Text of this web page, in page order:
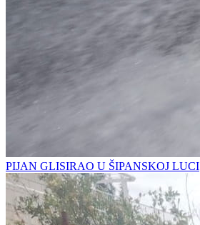
PIJAN GLISIRAO U ŠIPANSKOJ LUCI